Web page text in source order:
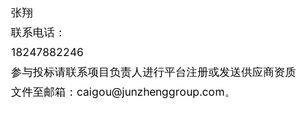
张翔
联系电话：
18247882246
参与投标请联系项目负责人进行平台注册或发送供应商资质
文件至邮箱：caigou@junzhenggroup.com。